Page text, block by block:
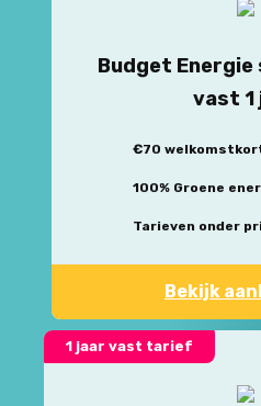
Budget
vast 1
€70
100% Groene
Tarieven onder
Bekijk
1 jaar vast tarief